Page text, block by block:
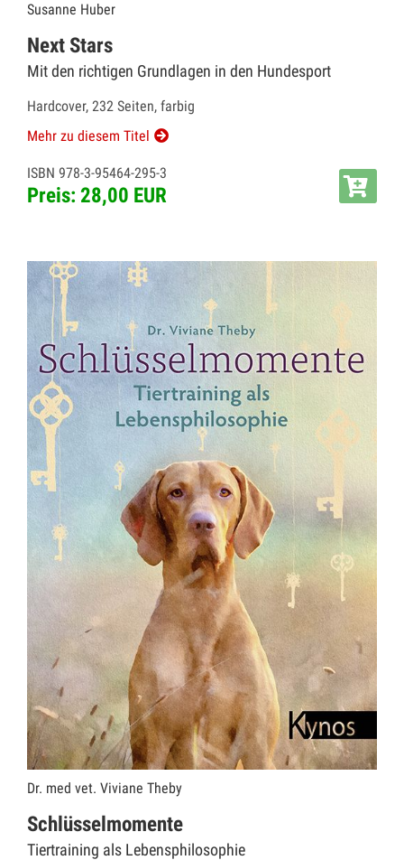
Susanne Huber
Next Stars
Mit den richtigen Grundlagen in den Hundesport
Hardcover, 232 Seiten, farbig
Mehr zu diesem Titel
ISBN 978-3-95464-295-3
Preis: 28,00 EUR
Dr. med vet. Viviane Theby
Schlüsselmomente
Tiertraining als Lebensphilosophie